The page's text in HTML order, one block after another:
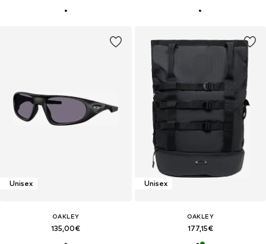
Unisex
OAKLEY
135,00€
Unisex
OAKLEY
177,15€